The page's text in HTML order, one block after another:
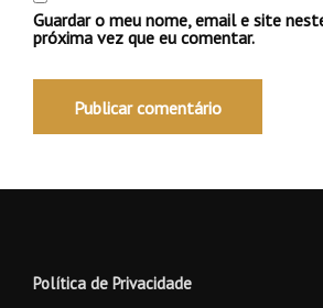
Guardar o meu nome, email e site
próxima vez que eu comentar.
Política de Privacidade